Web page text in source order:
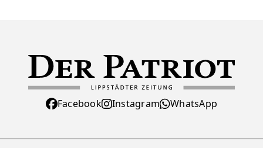
Facebook Instagram WhatsApp